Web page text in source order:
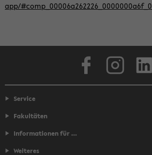
app/
Service
Fakultäten
Informationen für ...
Weiteres